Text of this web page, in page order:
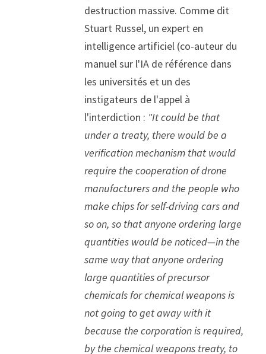
destruction massive. Comme dit
Stuart Russel, un expert en
intelligence artificiel (co-auteur du
manuel sur l'IA de référence dans
les universités et un des
instigateurs de l'appel à
l'interdiction : "It could be that
under a treaty, there would be a
verification mechanism that would
require the cooperation of drone
manufacturers and the people who
make chips for self-driving cars and
so on, so that anyone ordering large
quantities would be noticed—in the
same way that anyone ordering
large quantities of precursor
chemicals for chemical weapons is
not going to get away with it
because the corporation is required,
by the chemical weapons treaty, to